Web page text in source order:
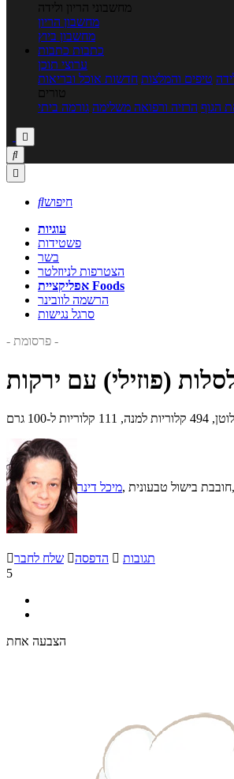
מחשבוני הריון ולידה
מחשבון הריון
מחשבון ביוץ
כתבות כתבות
ערוצי תוכן
טיפים והמלצות חדשות אוכל ובריאות
טורים
הגוף הרזיה ורפואה משלימה גורמה ביתי



חיפוש
עוגיות
פשטידות
בשר
הצטרפות לניוזלטר
אפליקציית Foods
הרשמה לוובינר
סרגל נגישות
- פרסומת -
(פוזילי) עם ירקות
גרם
מיכל דינר , חובבת בישול טבעונית
שלח לחבר הדפסה  תגובות
5
הצבעה אחת